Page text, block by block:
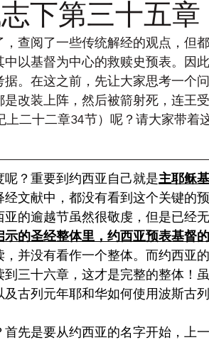
下第三十五章
查阅了一些传统解经的观点，但
以基督为中心的救赎史预表。因
。在这之前，先让大家思考一个
改装上阵，然后被箭射死，连王
上二十二章34节）呢？请大家带着
？重要到约西亚自己就是主耶稣
文献中，都没有看到这个关键的
的逾越节虽然很敬虔，但是已经
示的圣经整体里，约西亚预表基督
并没有看作一个整体。而约西亚
三十六章，这才是完整的整体！
古列元年耶和华如何使用波斯古
先是要从约西亚的名字开始，上